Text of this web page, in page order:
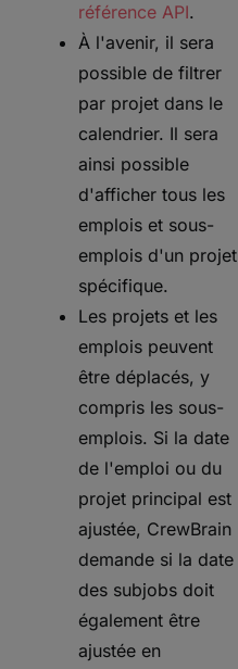
référence API.
À l'avenir, il sera
possible de filtrer
par projet dans le
calendrier. Il sera
ainsi possible
d'afficher tous les
emplois et sous-
emplois d'un projet
spécifique.
Les projets et les
emplois peuvent
être déplacés, y
compris les sous-
emplois. Si la date
de l'emploi ou du
projet principal est
ajustée, CrewBrain
demande si la date
des subjobs doit
également être
ajustée en